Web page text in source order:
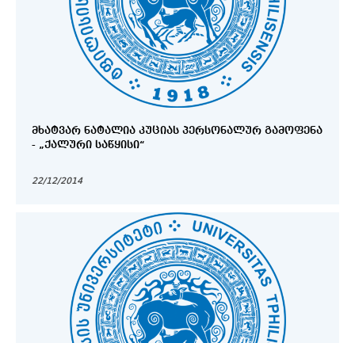
ᲛᲮᲐᲢᲕᲐᲠ ᲜᲐᲢᲐᲚᲘᲐ ᲙᲣᲪᲘᲐᲡ ᲞᲔᲠᲡᲝᲜᲐᲚᲣᲠ ᲒᲐᲛᲝᲤᲔᲜᲐ
- „ᲥᲐᲚᲣᲠᲘ ᲡᲐᲬᲧᲘᲡᲘ“
22/12/2014